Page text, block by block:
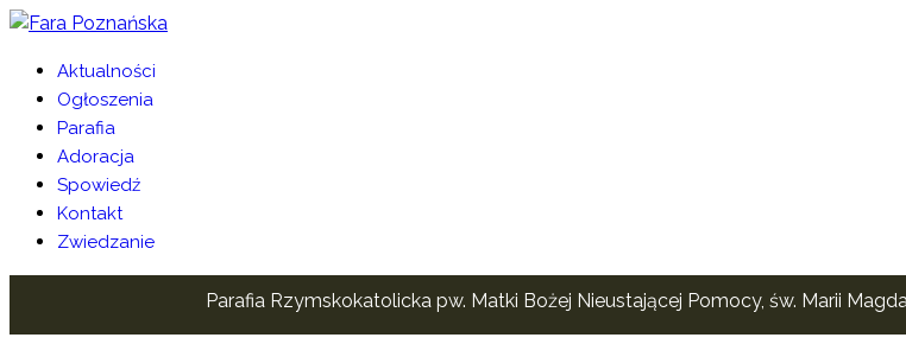
Aktualności
Ogłoszenia
Parafia
Adoracja
Spowiedź
Kontakt
Zwiedzanie
Parafia Rzymskokatolicka pw. Matki Bożej Nieustającej Pomocy, św. Marii